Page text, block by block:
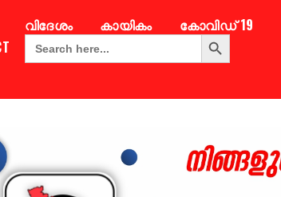
വിദേശം കായികം കോവിഡ് 19
Search
for:
Search Button